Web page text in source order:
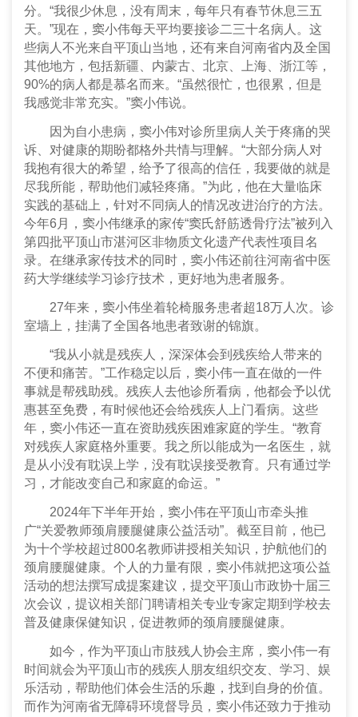
分。“我很少休息，没有周末，每年只有春节休息三五
天。”现在，窦小伟每天平均要接诊二三十名病人。这
些病人不光来自平顶山当地，还有来自河南省内及全国
其他地方，包括新疆、内蒙古、北京、上海、浙江等，
90%的病人都是慕名而来。“虽然很忙，也很累，但是
我感觉非常充实。”窦小伟说。
因为自小患病，窦小伟对诊所里病人关于疼痛的哭
诉、对健康的期盼都格外共情与理解。“大部分病人对
我抱有很大的希望，给予了很高的信任，我要做的就是
尽我所能，帮助他们减轻疼痛。”为此，他在大量临床
实践的基础上，针对不同病人的情况改进治疗的方法。
今年6月，窦小伟继承的家传“窦氏舒筋透骨疗法”被列入
第四批平顶山市湛河区非物质文化遗产代表性项目名
录。在继承家传技术的同时，窦小伟还前往河南省中医
药大学继续学习诊疗技术，更好地为患者服务。
27年来，窦小伟坐着轮椅服务患者超18万人次。诊
室墙上，挂满了全国各地患者致谢的锦旗。
“我从小就是残疾人，深深体会到残疾给人带来的
不便和痛苦。”工作稳定以后，窦小伟一直在做的一件
事就是帮残助残。残疾人去他诊所看病，他都会予以优
惠甚至免费，有时候他还会给残疾人上门看病。这些
年，窦小伟还一直在资助残疾困难家庭的学生。“教育
对残疾人家庭格外重要。我之所以能成为一名医生，就
是从小没有耽误上学，没有耽误接受教育。只有通过学
习，才能改变自己和家庭的命运。”
2024年下半年开始，窦小伟在平顶山市牵头推
广“关爱教师颈肩腰腿健康公益活动”。截至目前，他已
为十个学校超过800名教师讲授相关知识，护航他们的
颈肩腰腿健康。个人的力量有限，窦小伟就把这项公益
活动的想法撰写成提案建议，提交平顶山市政协十届三
次会议，提议相关部门聘请相关专业专家定期到学校去
普及健康保健知识，促进教师的颈肩腰腿健康。
如今，作为平顶山市肢残人协会主席，窦小伟一有
时间就会为平顶山市的残疾人朋友组织交友、学习、娱
乐活动，帮助他们体会生活的乐趣，找到自身的价值。
而作为河南省无障碍环境督导员，窦小伟还致力于推动